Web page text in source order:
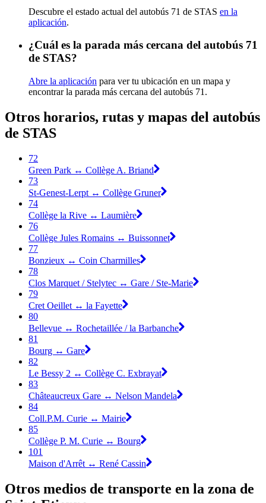
Descubre el estado actual del autobús 71 de STAS en la
aplicación.
¿Cuál es la parada más cercana del autobús 71
de STAS?
Abre la aplicación para ver tu ubicación en un mapa y
encontrar la parada más cercana del autobús 71.
Otros horarios, rutas y mapas del autobús
de STAS
72
Green Park ↔︎ Collège A. Briand
73
St-Genest-Lerpt ↔︎ Collège Gruner
74
Collège la Rive ↔︎ Laumière
76
Collège Jules Romains ↔︎ Buissonnet
77
Bonzieux ↔︎ Coin Charmilles
78
Clos Marquet / Stelytec ↔︎ Gare / Ste-Marie
79
Cret Oeillet ↔︎ la Fayette
80
Bellevue ↔︎ Rochetaillée / la Barbanche
81
Bourg ↔︎ Gare
82
Le Bessy 2 ↔︎ Collège C. Exbrayat
83
Châteaucreux Gare ↔︎ Nelson Mandela
84
Coll.P.M. Curie ↔︎ Mairie
85
Collège P. M. Curie ↔︎ Bourg
101
Maison d'Arrêt ↔︎ René Cassin
Otros medios de transporte en la zona de